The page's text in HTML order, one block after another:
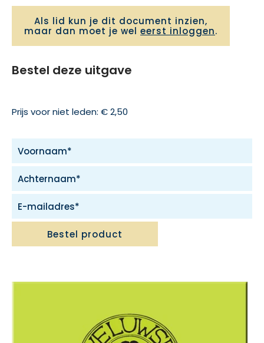
Als lid kun je dit document inzien,
maar dan moet je wel eerst inloggen.
Bestel deze uitgave
Prijs voor niet leden: € 2,50
Bestel product